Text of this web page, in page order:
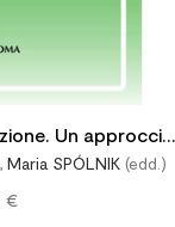
Un approccio
, Maria SPÓLNIK(edd.)
€